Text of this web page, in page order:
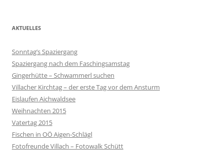
AKTUELLES
Sonntag’s Spaziergang
Spaziergang nach dem Faschingsamstag
Gingerhütte – Schwammerl suchen
Villacher Kirchtag – der erste Tag vor dem Ansturm
Eislaufen Aichwaldsee
Weihnachten 2015
Vatertag 2015
Fischen in OÖ Aigen-Schlägl
Fotofreunde Villach – Fotowalk Schütt